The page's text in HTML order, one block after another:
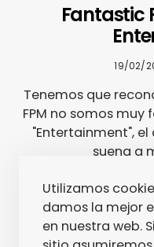
Fantastic
19/02/
Tenemos que
FPM no somos muy
"Entertainment", el
suena a
Utilizamos
damos la mejor
en nuestra web.